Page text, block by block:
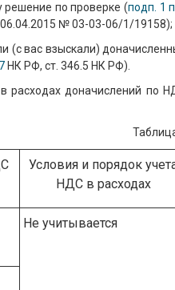
решение по проверке (подп. 1
№ 03-03-06/1/19158);
(с вас взыскали)
НК РФ, ст. 346.5 НК РФ).
расходах доначислений по
Условия и порядок
НДС в расходах
Не учитывается